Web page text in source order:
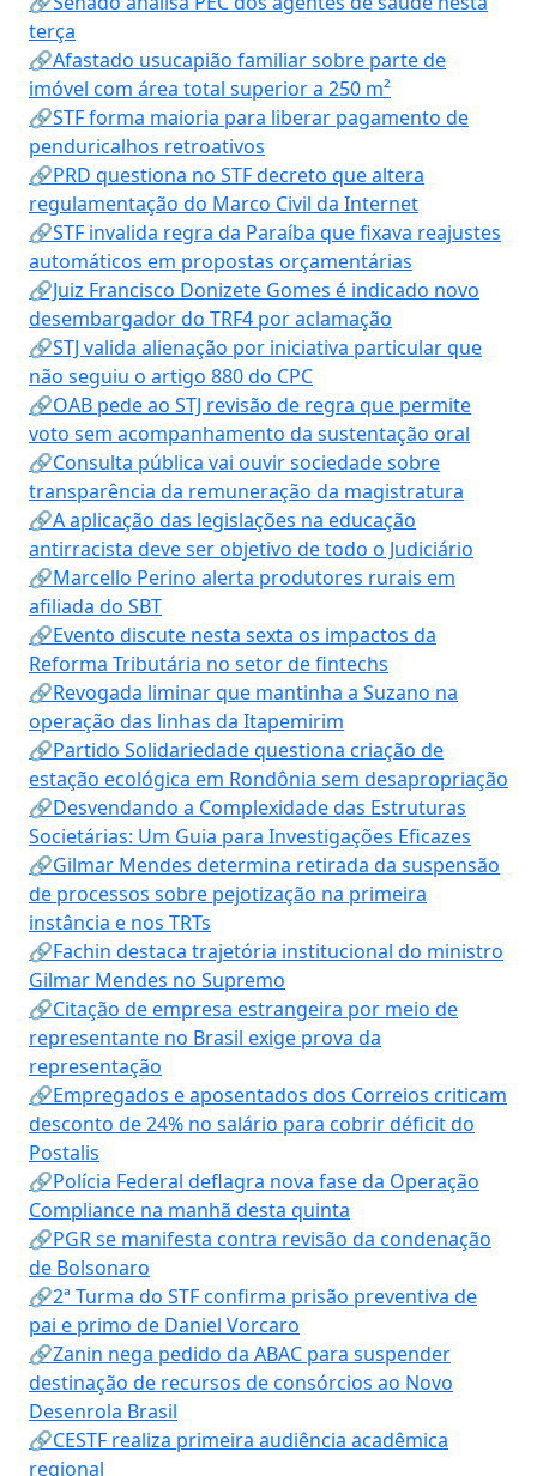
terça
🔗Afastado usucapião familiar sobre parte de
imóvel com área total superior a 250 m²
🔗STF forma maioria para liberar pagamento de
penduricalhos retroativos
🔗PRD questiona no STF decreto que altera
regulamentação do Marco Civil da Internet
🔗STF invalida regra da Paraíba que fixava reajustes
automáticos em propostas orçamentárias
🔗Juiz Francisco Donizete Gomes é indicado novo
desembargador do TRF4 por aclamação
🔗STJ valida alienação por iniciativa particular que
não seguiu o artigo 880 do CPC
🔗OAB pede ao STJ revisão de regra que permite
voto sem acompanhamento da sustentação oral
🔗Consulta pública vai ouvir sociedade sobre
transparência da remuneração da magistratura
🔗A aplicação das legislações na educação
antirracista deve ser objetivo de todo o Judiciário
🔗Marcello Perino alerta produtores rurais em
afiliada do SBT
🔗Evento discute nesta sexta os impactos da
Reforma Tributária no setor de fintechs
🔗Revogada liminar que mantinha a Suzano na
operação das linhas da Itapemirim
🔗Partido Solidariedade questiona criação de
estação ecológica em Rondônia sem desapropriação
🔗Desvendando a Complexidade das Estruturas
Societárias: Um Guia para Investigações Eficazes
🔗Gilmar Mendes determina retirada da suspensão
de processos sobre pejotização na primeira
instância e nos TRTs
🔗Fachin destaca trajetória institucional do ministro
Gilmar Mendes no Supremo
🔗Citação de empresa estrangeira por meio de
representante no Brasil exige prova da
representação
🔗Empregados e aposentados dos Correios criticam
desconto de 24% no salário para cobrir déficit do
Postalis
🔗Polícia Federal deflagra nova fase da Operação
Compliance na manhã desta quinta
🔗PGR se manifesta contra revisão da condenação
de Bolsonaro
🔗2ª Turma do STF confirma prisão preventiva de
pai e primo de Daniel Vorcaro
🔗Zanin nega pedido da ABAC para suspender
destinação de recursos de consórcios ao Novo
Desenrola Brasil
🔗CESTF realiza primeira audiência acadêmica
regional